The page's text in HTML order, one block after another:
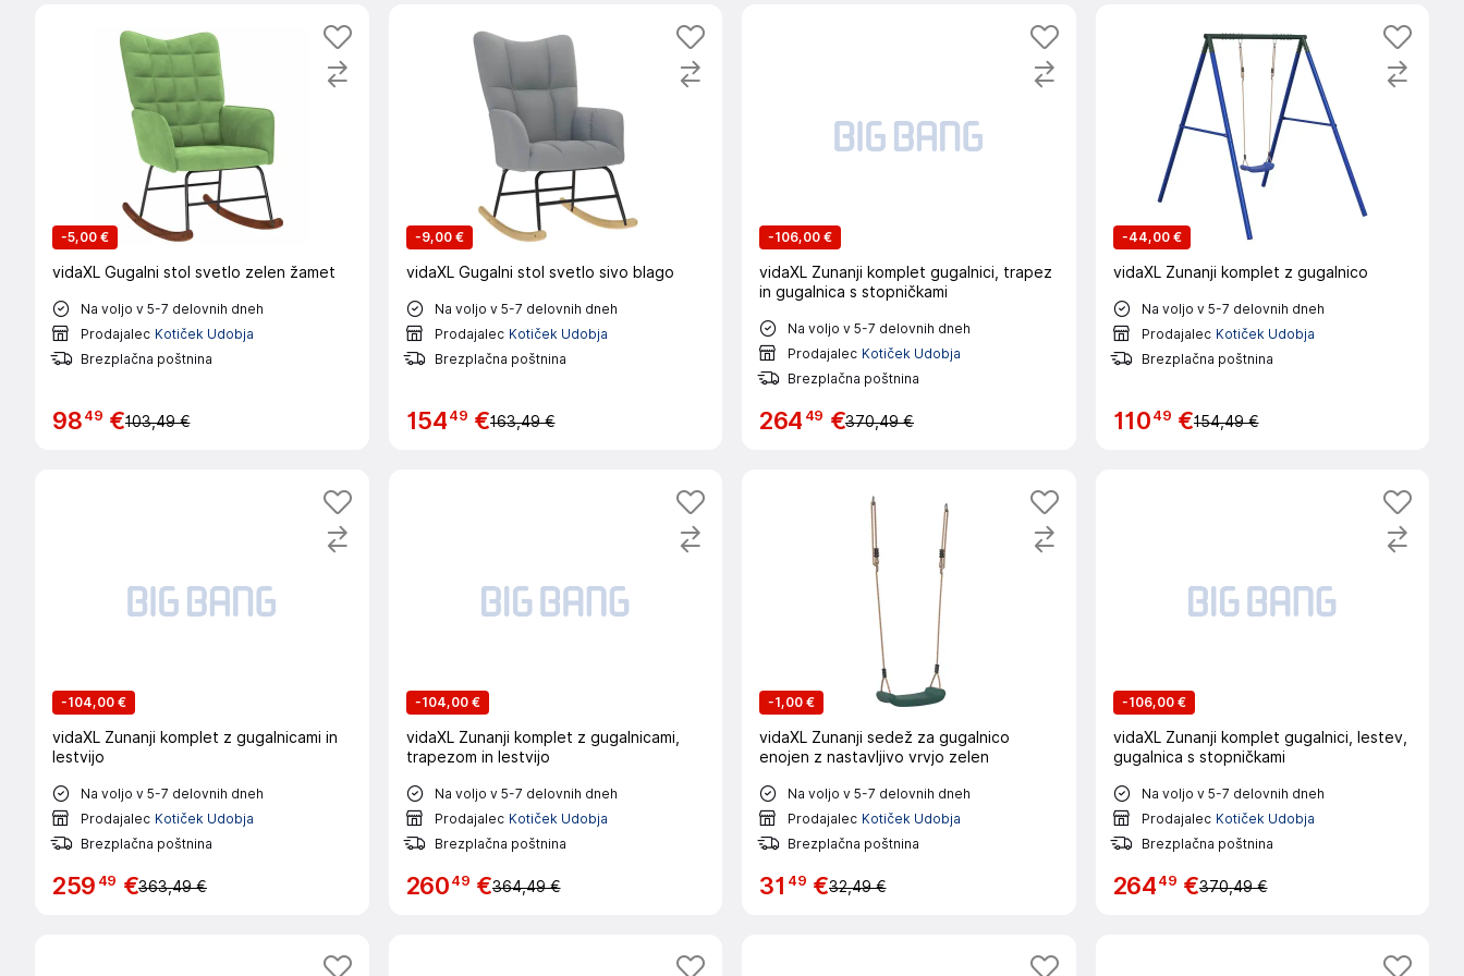
-5,00 €
vidaXL Gugalni stol svetlo zelen žamet
Na voljo v 5-7 delovnih dneh
Prodajalec Kotiček Udobja
Brezplačna poštnina
9849 €103,49 €
-9,00 €
vidaXL Gugalni stol svetlo sivo blago
Na voljo v 5-7 delovnih dneh
Prodajalec Kotiček Udobja
Brezplačna poštnina
15449 €163,49 €
-106,00 €
vidaXL Zunanji komplet gugalnici, trapez
in gugalnica s stopničkami
Na voljo v 5-7 delovnih dneh
Prodajalec Kotiček Udobja
Brezplačna poštnina
264 49 €370,49 €
-44,00 €
vidaXL Zunanji komplet z gugalnico
Na voljo v 5-7 delovnih dneh
Prodajalec Kotiček Udobja
Brezplačna poštnina
11049 €154,49 €
-104,00 €
vidaXL Zunanji komplet z gugalnicami in
lestvijo
Na voljo v 5-7 delovnih dneh
Prodajalec Kotiček Udobja
Brezplačna poštnina
259 49 €363,49 €
-104,00 €
vidaXL Zunanji komplet z gugalnicami,
trapezom in lestvijo
Na voljo v 5-7 delovnih dneh
Prodajalec Kotiček Udobja
Brezplačna poštnina
26049 €364,49 €
-1,00 €
vidaXL Zunanji sedež za gugalnico
enojen z nastavljivo vrvjo zelen
Na voljo v 5-7 delovnih dneh
Prodajalec Kotiček Udobja
Brezplačna poštnina
31 49 €32,49 €
-106,00 €
vidaXL Zunanji komplet gugalnici, lestev,
gugalnica s stopničkami
Na voljo v 5-7 delovnih dneh
Prodajalec Kotiček Udobja
Brezplačna poštnina
26449 €370,49 €